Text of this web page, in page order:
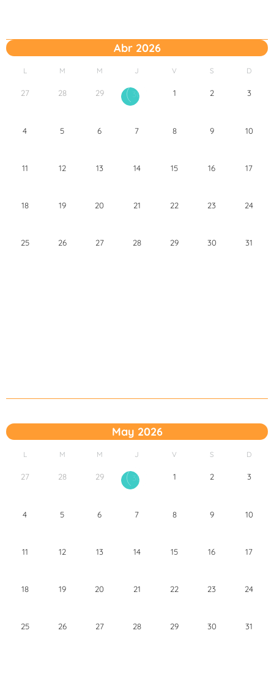
Abr 2026
L M M J V S D
27 28 29 30 1 2 3
4 5 6 7 8 9 10
11 12 13 14 15 16 17
18 19 20 21 22 23 24
25 26 27 28 29 30 31
May 2026
L M M J V S D
27 28 29 30 1 2 3
4 5 6 7 8 9 10
11 12 13 14 15 16 17
18 19 20 21 22 23 24
25 26 27 28 29 30 31